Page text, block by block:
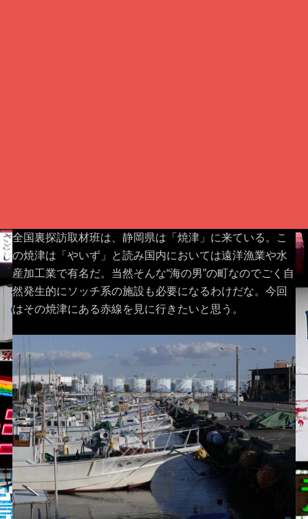
全国裏探訪取材班は、静岡県は「焼津」に来ている。こ
の焼津は「やいず」と読み国内においては遠洋漁業や水
産加工業で有名だ。当然そんな“海の男”の町なのでごく自
然発生的にソッチ系の施設も必要になるわけだな。今回
はその焼津にある赤線を見に行きたいと思う。